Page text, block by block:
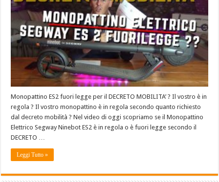
Monopattino ES2 fuori legge per il DECRETO MOBILITA’ ? Il vostro è in
regola ? Il vostro monopattino è in regola secondo quanto richiesto
dal decreto mobilità ? Nel video di oggi scopriamo se il Monopattino
Elettrico Segway Ninebot ES2 è in regola o è fuori legge secondo il
DECRETO …
Leggi Tutto »